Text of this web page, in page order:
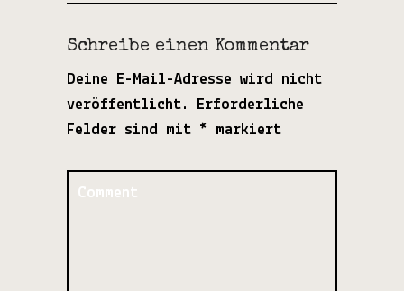
Schreibe einen Kommentar
Deine E-Mail-Adresse wird nicht
veröffentlicht.
Erforderliche
Felder sind mit * markiert